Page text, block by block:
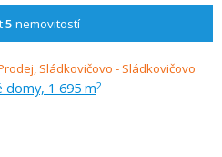
5 nemovitostí
1 695 m2